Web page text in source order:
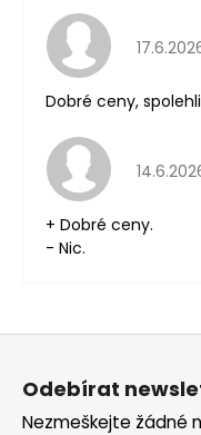
Dobré ceny,
+ Dobré ceny.
- Nic.
Z
Odebírat
Nezmeškejte žádné